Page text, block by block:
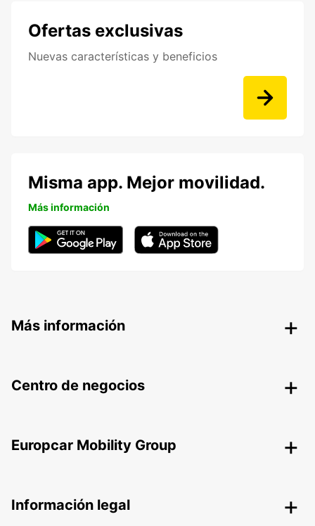
Ofertas exclusivas
Nuevas características y beneficios
Misma app. Mejor movilidad.
Más información
Más información
Centro de negocios
Europcar Mobility Group
Información legal